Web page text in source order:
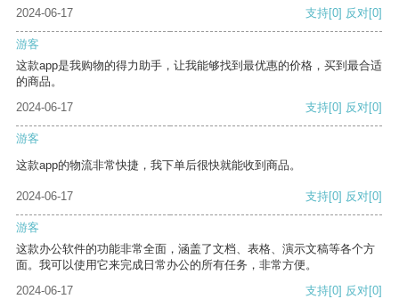
2024-06-17 支持[0] 反对[0]
游客
这款app是我购物的得力助手，让我能够找到最优惠的价格，买到最合适
的商品。
2024-06-17
支持[0] 反对[0]
游客
这款app的物流非常快捷，我下单后很快就能收到商品。
2024-06-17 支持[0] 反对[0]
游客
这款办公软件的功能非常全面，涵盖了文档、表格、演示文稿等各个方
面。我可以使用它来完成日常办公的所有任务，非常方便。
2024-06-17
支持[0] 反对[0]